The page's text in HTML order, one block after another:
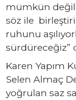
mümkün değil.
söz ile
ruhunu
sürdüreceğiz”
Karen Yapım
Selen Almaç
yoğrulan saz